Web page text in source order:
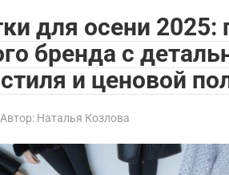
для осени
бренда с
и ценовой
Автор: Наталья Козлова